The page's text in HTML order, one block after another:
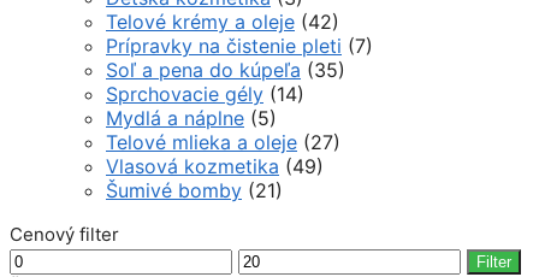
Telové krémy a oleje (42)
Prípravky na čistenie pleti (7)
Soľ a pena do kúpeľa (35)
Sprchovacie gély (14)
Mydlá a náplne (5)
Telové mlieka a oleje (27)
Vlasová kozmetika (49)
Šumivé bomby (21)
Cenový filter
Minimálna
Maximálna
Filter